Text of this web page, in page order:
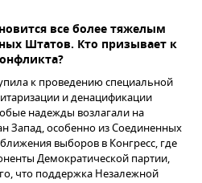
все более тяжелым
Штатов. Кто призывает к
к проведению специальной
и денацификации
надежды возлагали на
Запад, особенно из Соединенных
выборов в Конгресс, где
Демократической партии,
что поддержка Незалежной